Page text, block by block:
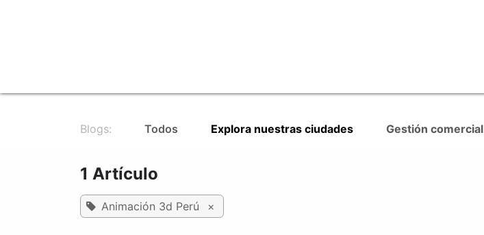
Blogs: Todos Explora nuestras ciudades Gestión comercial
1 Artículo
Animación 3d Perú ×